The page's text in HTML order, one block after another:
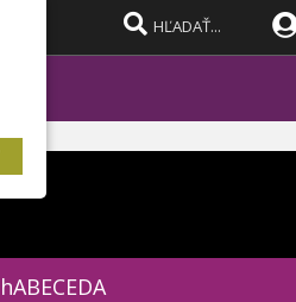
hABECEDA